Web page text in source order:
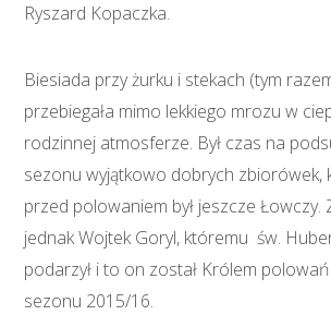
Ryszard Kopaczka.
Biesiada przy żurku i stekach (tym
przebiegała mimo lekkiego mrozu w
rodzinnej atmosferze. Był czas na
sezonu wyjątkowo dobrych zbiorówek,
przed polowaniem był jeszcze Łowczy.
jednak Wojtek Goryl, któremu św.
podarzył i to on został Królem
sezonu 2015/16.